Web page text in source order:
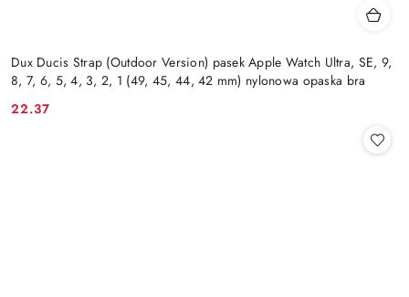
Dux Ducis Strap (Outdoor Version) pasek Apple Watch Ultra, SE, 9,
8, 7, 6, 5, 4, 3, 2, 1 (49, 45, 44, 42 mm) nylonowa opaska bra
Cena:
22.37